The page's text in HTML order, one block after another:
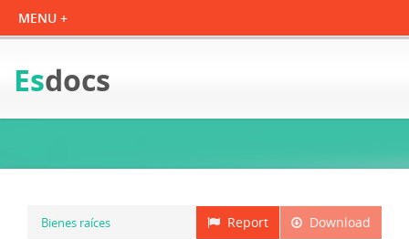
Esdocs
Download
Report
Bienes raíces